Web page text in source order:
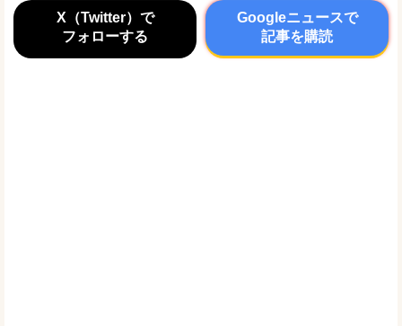
X（Twitter）で
フォローする
Googleニュースで
記事を購読